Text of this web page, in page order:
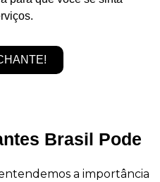
Brasil Pode
a importância